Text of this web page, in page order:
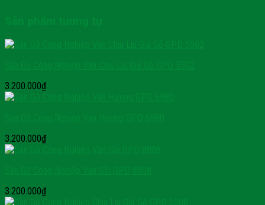
3.200.000₫
3.200.000₫
3.200.000₫